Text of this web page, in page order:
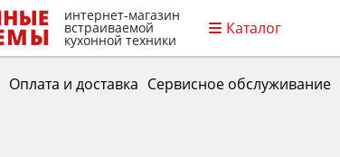
интернет-магазин
встраиваемой
кухонной техники
Каталог
Оплата и доставка Сервисное обслуживание